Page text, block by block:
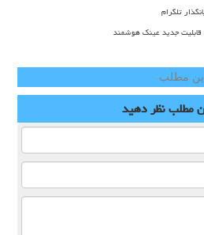
تلگرام
قابلیت جدید عینک هوشمند
این مطلب
مطلبنظر دهید